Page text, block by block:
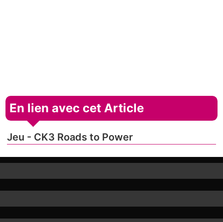
En lien avec cet Article
Jeu - CK3 Roads to Power